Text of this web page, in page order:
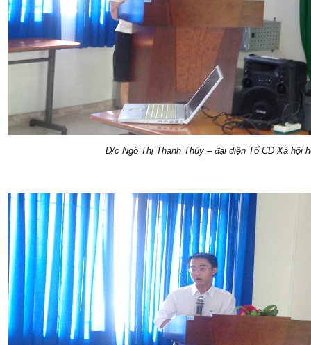
Đ/c Ngô Thị Thanh Thúy – đại diện Tổ CĐ Xã hội